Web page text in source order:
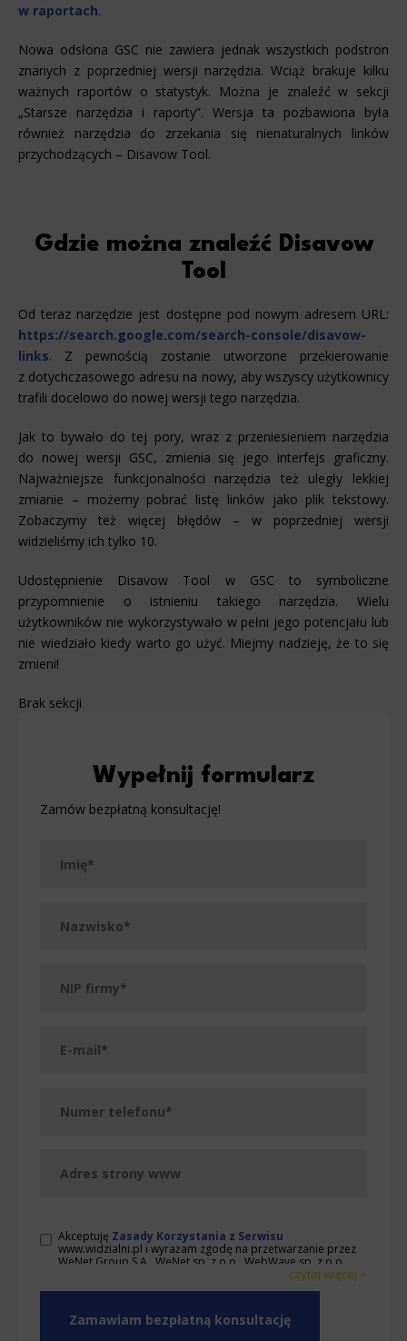
Wypełnij formularz
Zamów bezpłatną konsultację!
Akceptuję Zasady Korzystania z Serwisu
www.widzialni.pl i wyrażam zgodę na przetwarzanie przez
WeNet Group S.A., WeNet sp. z o.o., WebWave sp. z o.o.
udostępnionych przeze mnie danych osobowych na
uprawnienia. Ponadto, wyrażam zgodę na wykonywanie
przez WeNet Group S.A., WeNet sp. z o.o., WebWave sp. z
czytaj więcej >
w raportach.
Nowa odsłona GSC nie zawiera jednak wszystkich podstron
znanych z poprzedniej wersji narzędzia. Wciąż brakuje kilku
ważnych raportów o statystyk. Można je znaleźć w sekcji
„Starsze narzędzia i raporty”. Wersja ta pozbawiona była
również narzędzia do zrzekania się nienaturalnych linków
przychodzących – Disavow Tool.
Gdzie można znaleźć Disavow
Tool
Od teraz narzędzie jest dostępne pod nowym adresem URL:
https://search.google.com/search-console/disavow-
links. Z pewnością zostanie utworzone przekierowanie
z dotychczasowego adresu na nowy, aby wszyscy użytkownicy
trafili docelowo do nowej wersji tego narzędzia.
Jak to bywało do tej pory, wraz z przeniesieniem narzędzia
do nowej wersji GSC, zmienia się jego interfejs graficzny.
Najważniejsze funkcjonalności narzędzia też uległy lekkiej
zmianie – możemy pobrać listę linków jako plik tekstowy.
Zobaczymy też więcej błędów – w poprzedniej wersji
widzieliśmy ich tylko 10.
Udostępnienie Disavow Tool w GSC to symboliczne
przypomnienie o istnieniu takiego narzędzia. Wielu
użytkowników nie wykorzystywało w pełni jego potencjału lub
nie wiedziało kiedy warto go użyć. Miejmy nadzieję, że to się
zmieni!
Brak sekcji